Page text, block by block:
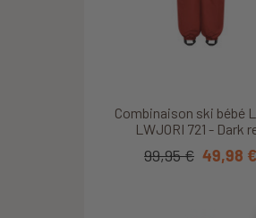
Combinaison ski bébé
LWJORI 721 - Dark
99,95 € 49,98 €